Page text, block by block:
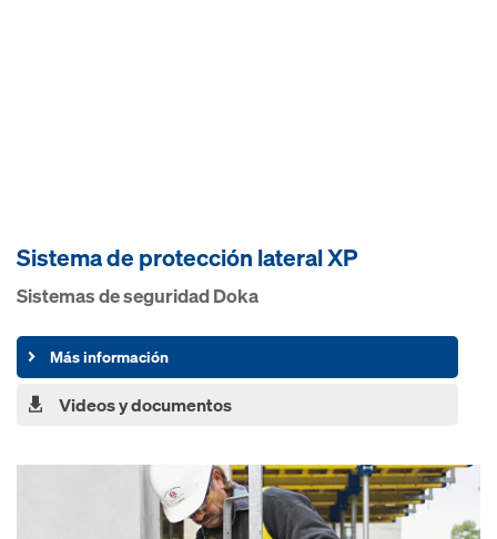
Sistema de protección lateral XP
Sistemas de seguridad Doka
Más información
Videos y documentos